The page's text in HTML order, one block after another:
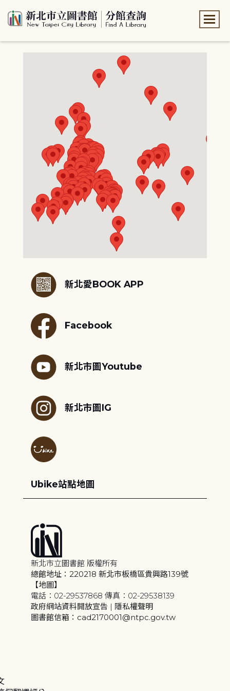
新北愛BOOK APP
Facebook
新北市圖Youtube
新北市圖IG
Ubike站點地圖
新北市立圖書館 版權所有
總館地址：220218 新北市板橋區貴興路139號
【地圖】
電話：02-29537868 傳真：02-29538139
政府網站資料開放宣告 | 隱私權聲明
圖書館信箱：cad2170001@ntpc.gov.tw